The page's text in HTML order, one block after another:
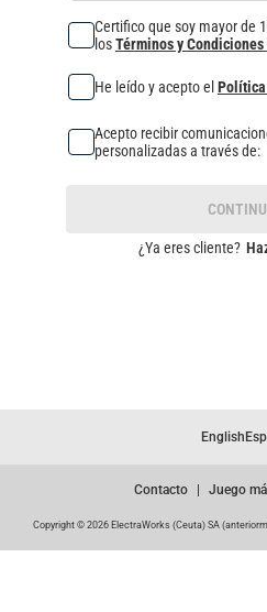
Certifico que soy mayor de
losTérminos y
He leído y acepto el Política
Acepto recibir
personalizadas a través de:
¿Ya eres cliente?
English
Contacto Juego
Copyright © 2026 ElectraWorks (Ceuta) SA